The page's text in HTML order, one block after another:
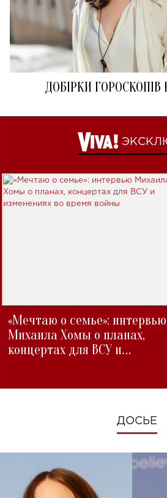
ДОБІРКИ ГОРОСКОПІВ
«Мечтаю о семье»: интервью
Михаила Хомы о планах,
концертах для ВСУ и
ДОСЬЕ